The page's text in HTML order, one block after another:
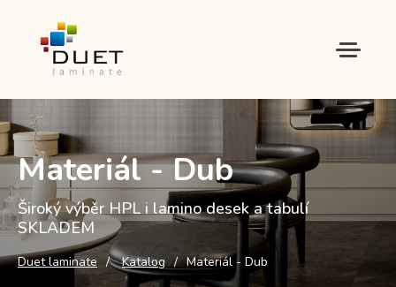
Materiál - Dub
Široký výběr HPL i lamino desek a tabulí
SKLADEM
Duet laminate Katalog Materiál - Dub